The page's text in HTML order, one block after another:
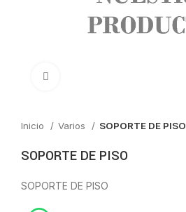
Inicio Varios SOPORTE DE PISO
SOPORTE DE PISO
SOPORTE DE PISO